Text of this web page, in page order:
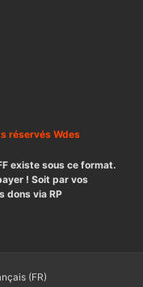
réservés Wdes
existe sous ce format.
! Soit par vos
dons via RP
(FR)